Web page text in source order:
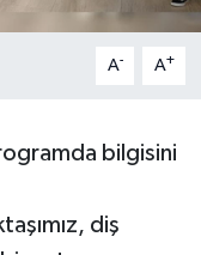
A- A+
bilgisini
diş